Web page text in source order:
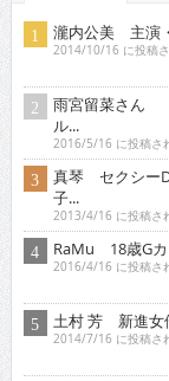
瀧内公美 主演
2014/10/16 に投稿
雨宮留菜さん
ル...
2016/5/16 に投稿さ
真琴 セクシー
子...
2013/4/16 に投稿さ
RaMu 18歳Gカ
2016/4/16 に投稿さ
土村 芳 新進女
2014/7/16 に投稿さ